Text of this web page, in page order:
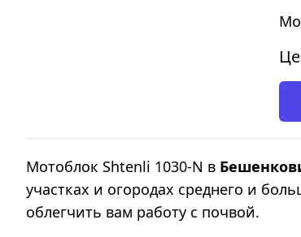
Мотоблок Shtenli 1030-N в
участках и огородах среднего и
облегчить вам работу с почвой.